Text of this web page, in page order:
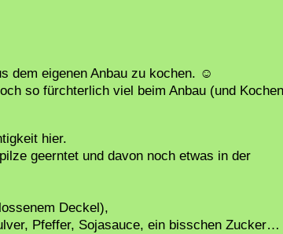
dem eigenen Anbau zu kochen. ☺️
so fürchterlich viel beim Anbau (und
hier.
geerntet und davon noch etwas in der
Deckel),
Pfeffer, Sojasauce, ein bisschen Zucker…